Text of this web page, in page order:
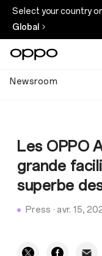
Select your country
Global
Newsroom
Les OPPO
grande
superbe
Press · avr. 15,